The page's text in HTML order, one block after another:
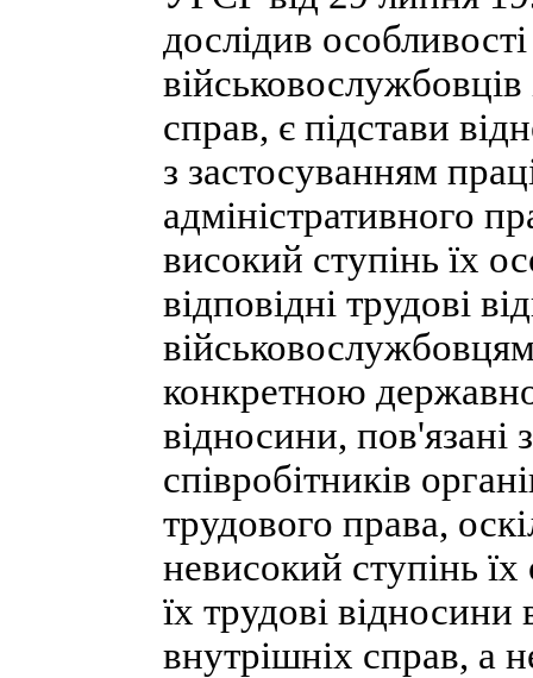
дослідив
військовослужбовців
справ, є підстави
з застосуванням
адміністративного
високий ступінь їх
відповідні трудові
конкретною
відносини, пов'язані
співробітників
трудового права,
невисокий ступінь
їх трудові
внутрішніх справ, а